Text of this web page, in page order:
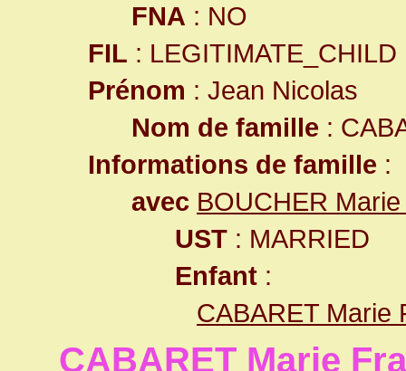
FNA : NO
FIL : LEGITIMATE_CHILD
Prénom : Jean Nicolas
Nom de famille :
Informations de famille :
avec BOUCHER
UST : MARRIED
Enfant :
CABARET Marie
CABARET Marie